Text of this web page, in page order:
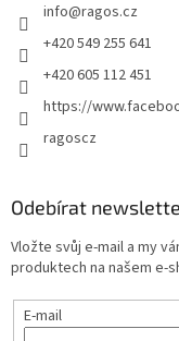
info@ragos.cz
+420 549 255 641
+420 605 112 451
https://
ragoscz
Odebírat
Vložte svůj e-mail a my
produktech na našem e-
E-mail